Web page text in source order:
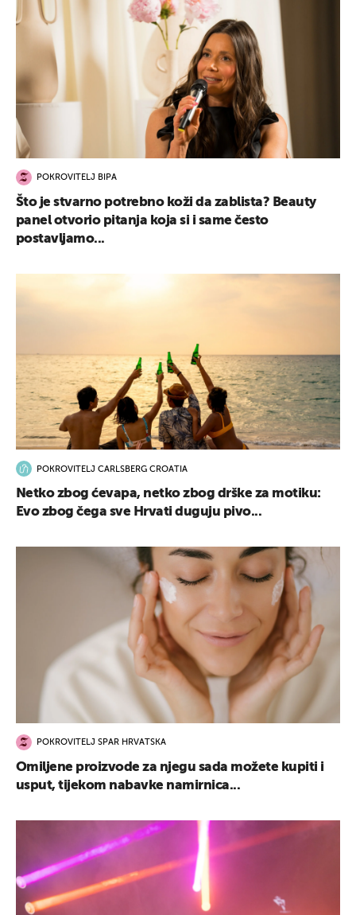
POKROVITELJ BIPA
Što je stvarno potrebno koži da zablista? Beauty
panel otvorio pitanja koja si i same često
postavljamo...
POKROVITELJ CARLSBERG CROATIA
Netko zbog ćevapa, netko zbog drške za motiku:
Evo zbog čega sve Hrvati duguju pivo...
POKROVITELJ SPAR HRVATSKA
Omiljene proizvode za njegu sada možete kupiti i
usput, tijekom nabavke namirnica...